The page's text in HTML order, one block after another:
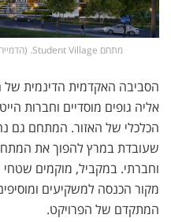
מתחם Student Village. (הדמייה באדיבות: נרשא פדרמן עברון בע"מ)
הסביבה האקדמית הדינמית של
אליה גופים מוסדיים וחברות
הכלכלי של האזור. המתחם גם
שעובדת במרץ להפוך את
וחברתי. במקביל, מוקמים
מקור הכנסה למשקיעים
המתקדם של הפרויקט.